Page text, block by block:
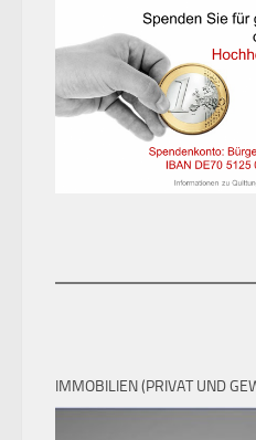
IMMOBILIEN (PRIVAT UND